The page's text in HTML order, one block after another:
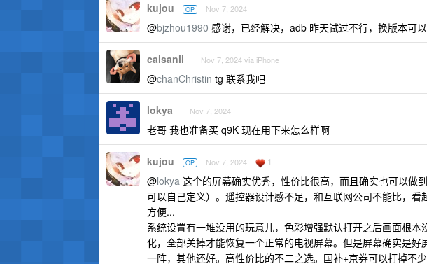
kujou OP Nov 7, 2024
@bjzhou1990 感谢，已经解决，adb 昨天试过不行，换版本可
caisanli Nov 7, 2024 via iPhone
@chanChristin tg 联系我吧
lokya Nov 7, 2024
老哥 我也准备买 q9K 现在用下来怎么样啊
kujou OP Nov 7, 2024 1
@lokya 这个的屏幕确实优秀，性价比很高，而且确实也可以做
可以自己定义）。遥控器设计感不足，和互联网公司不能比，
方便...
系统设置有一堆没用的玩意儿，色彩增强默认打开之后画面根
化，全部关掉才能恢复一个正常的电视屏幕。但是屏幕确实是
一阵，其他还好。高性价比的不二之选。国补+京券可以打掉不